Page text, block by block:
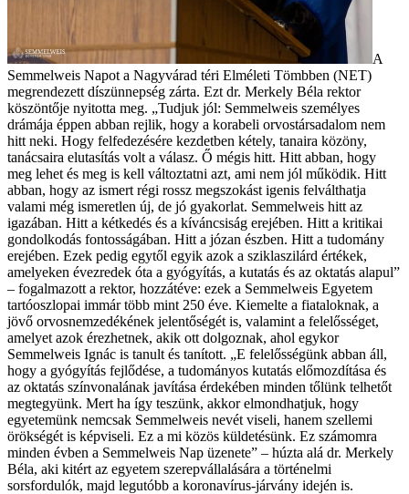
A
Semmelweis Napot a Nagyvárad téri Elméleti Tömbben (NET)
megrendezett díszünnepség zárta. Ezt dr. Merkely Béla rektor
köszöntője nyitotta meg. „Tudjuk jól: Semmelweis személyes
drámája éppen abban rejlik, hogy a korabeli orvostársadalom nem
hitt neki. Hogy felfedezésére kezdetben kétely, tanaira közöny,
tanácsaira elutasítás volt a válasz. Ő mégis hitt. Hitt abban, hogy
meg lehet és meg is kell változtatni azt, ami nem jól működik. Hitt
abban, hogy az ismert régi rossz megszokást igenis felválthatja
valami még ismeretlen új, de jó gyakorlat. Semmelweis hitt az
igazában. Hitt a kétkedés és a kíváncsiság erejében. Hitt a kritikai
gondolkodás fontosságában. Hitt a józan észben. Hitt a tudomány
erejében. Ezek pedig egytől egyik azok a sziklaszilárd értékek,
amelyeken évezredek óta a gyógyítás, a kutatás és az oktatás alapul”
– fogalmazott a rektor, hozzátéve: ezek a Semmelweis Egyetem
tartóoszlopai immár több mint 250 éve. Kiemelte a fiataloknak, a
jövő orvosnemzedékének jelentőségét is, valamint a felelősséget,
amelyet azok érezhetnek, akik ott dolgoznak, ahol egykor
Semmelweis Ignác is tanult és tanított. „E felelősségünk abban áll,
hogy a gyógyítás fejlődése, a tudományos kutatás előmozdítása és
az oktatás színvonalának javítása érdekében minden tőlünk telhetőt
megtegyünk. Mert ha így teszünk, akkor elmondhatjuk, hogy
egyetemünk nemcsak Semmelweis nevét viseli, hanem szellemi
örökségét is képviseli. Ez a mi közös küldetésünk. Ez számomra
minden évben a Semmelweis Nap üzenete” – húzta alá dr. Merkely
Béla, aki kitért az egyetem szerepvállalására a történelmi
sorsfordulók, majd legutóbb a koronavírus-járvány idején is.